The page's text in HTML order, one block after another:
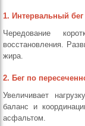
1. Интервальный бег
Чередование
восстановления.
жира.
2. Бег по
Увеличивает
баланс и
асфальтом.